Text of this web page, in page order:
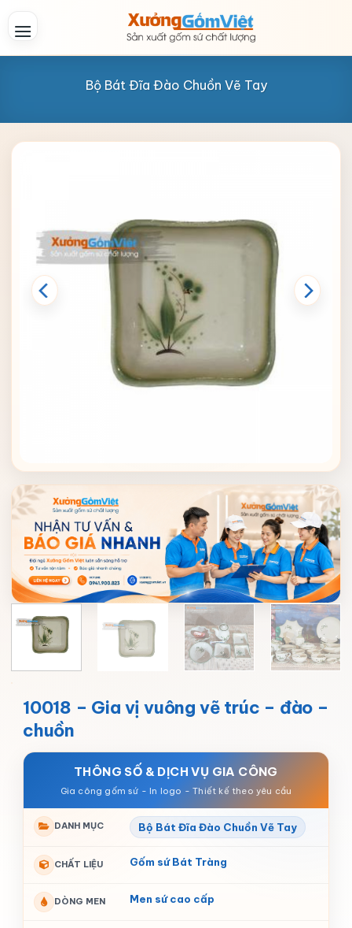
Bộ Bát Đĩa Đào Chuồn Vẽ Tay
10018 – Gia vị vuông vẽ trúc – đào –
chuồn
THÔNG SỐ & DỊCH VỤ GIA CÔNG
DANH MỤC Bộ Bát Đĩa Đào Chuồn Vẽ Tay
CHẤT LIỆU Gốm sứ Bát Tràng
DÒNG MEN Men sứ cao cấp